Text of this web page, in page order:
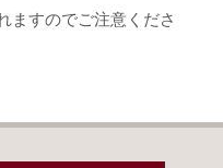
ますのでご注意くださ